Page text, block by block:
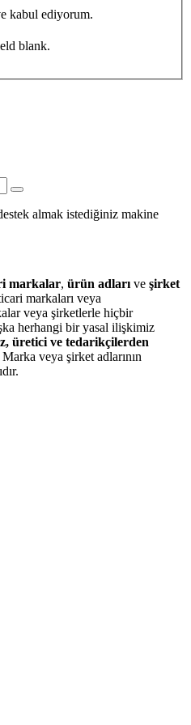
kabul ediyorum.
blank.
almak istediğiniz makine
markalar, ürün adları ve şirket
markaları veya
veya şirketlerle hiçbir
herhangi bir yasal ilişkimiz
üretici ve tedarikçilerden
veya şirket adlarının